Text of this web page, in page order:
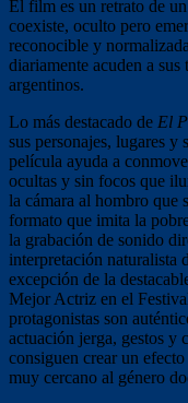
El film es un retrato de
coexiste, oculto pero
reconocible y
diariamente acuden a sus
argentinos.
Lo más destacado de El
sus personajes, lugares y
película ayuda a
ocultas y sin focos que
la cámara al hombro que
formato que imita la
la grabación de sonido
interpretación naturalista
excepción de la
Mejor Actriz en el
protagonistas son
actuación jerga, gestos y
consiguen crear un
muy cercano al género